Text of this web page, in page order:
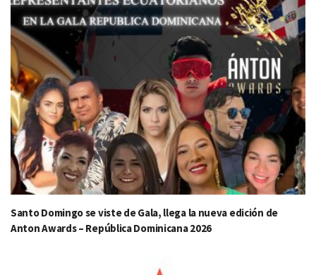
Santo Domingo se viste de Gala, llega la nueva edición de
Anton Awards – República Dominicana 2026